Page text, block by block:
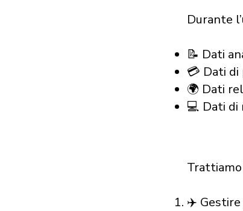
Durante
📝 Dati
💳 Dati di
🌍 Dati
💻 Dati di
✈️ Gestire